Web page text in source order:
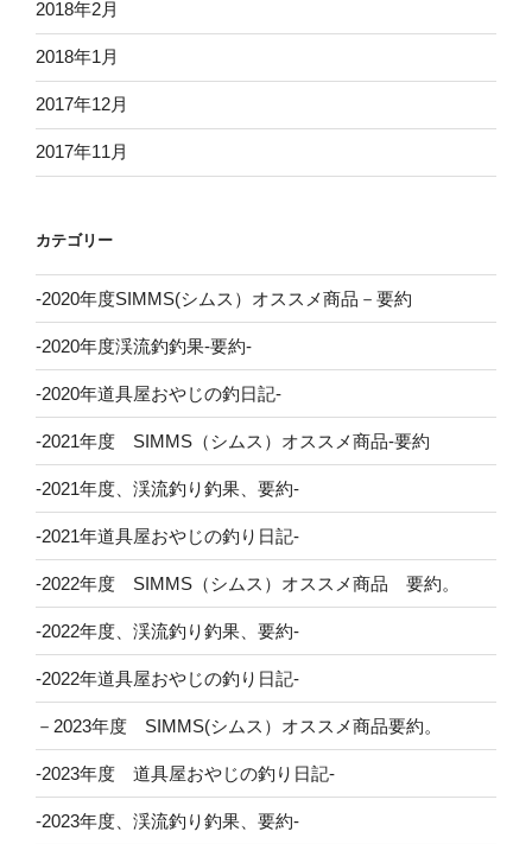
2018年2月
2018年1月
2017年12月
2017年11月
カテゴリー
-2020年度SIMMS(シムス）オススメ商品－要約
-2020年度渓流釣釣果-要約-
-2020年道具屋おやじの釣日記-
-2021年度 SIMMS（シムス）オススメ商品-要約
-2021年度、渓流釣り釣果、要約-
-2021年道具屋おやじの釣り日記-
-2022年度 SIMMS（シムス）オススメ商品 要約。
-2022年度、渓流釣り釣果、要約-
-2022年道具屋おやじの釣り日記-
－2023年度 SIMMS(シムス）オススメ商品要約。
-2023年度 道具屋おやじの釣り日記-
-2023年度、渓流釣り釣果、要約-